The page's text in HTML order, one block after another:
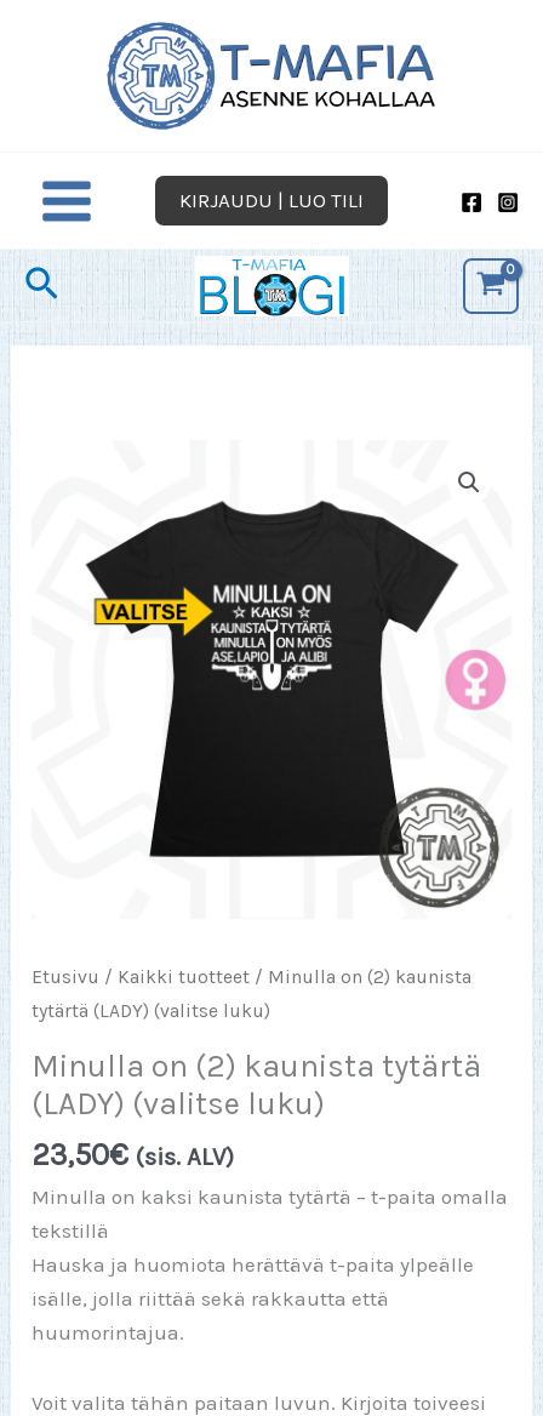
KIRJAUDU | LUO TILI
Hae
Etusivu / Kaikki tuotteet / Minulla on (2) kaunista
tytärtä (LADY) (valitse luku)
Minulla on (2) kaunista tytärtä
(LADY) (valitse luku)
23,50€ (sis. ALV)
Minulla on kaksi kaunista tytärtä – t-paita omalla
tekstillä
Hauska ja huomiota herättävä t-paita ylpeälle
isälle, jolla riittää sekä rakkautta että
huumorintajua.
Voit valita tähän paitaan luvun. Kirjoita toiveesi